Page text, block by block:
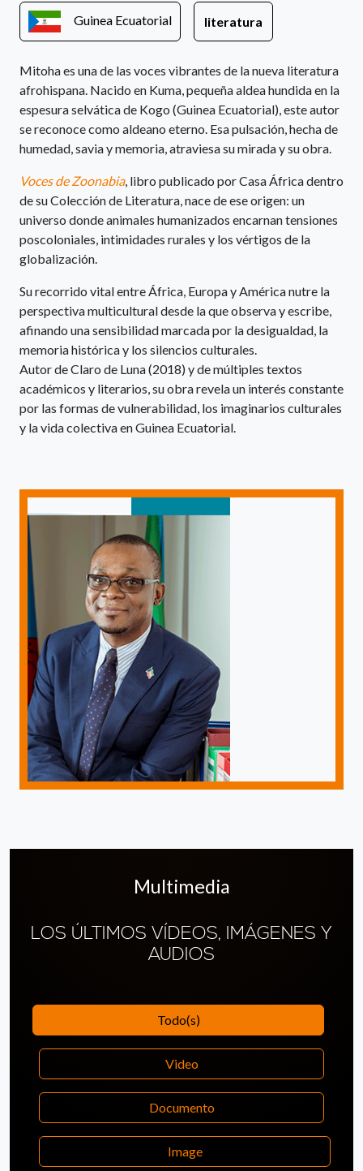
Guinea Ecuatorial literatura
Mitoha es una de las voces vibrantes de la nueva literatura
afrohispana. Nacido en Kuma, pequeña aldea hundida en la
espesura selvática de Kogo (Guinea Ecuatorial), este autor
se reconoce como aldeano eterno. Esa pulsación, hecha de
humedad, savia y memoria, atraviesa su mirada y su obra.
Voces de Zoonabia, libro publicado por Casa África dentro
de su Colección de Literatura, nace de ese origen: un
universo donde animales humanizados encarnan tensiones
poscoloniales, intimidades rurales y los vértigos de la
globalización.
Su recorrido vital entre África, Europa y América nutre la
perspectiva multicultural desde la que observa y escribe,
afinando una sensibilidad marcada por la desigualdad, la
memoria histórica y los silencios culturales.
Autor de Claro de Luna (2018) y de múltiples textos
académicos y literarios, su obra revela un interés constante
por las formas de vulnerabilidad, los imaginarios culturales
y la vida colectiva en Guinea Ecuatorial.
Multimedia
LOS ÚLTIMOS VÍDEOS, IMÁGENES Y
AUDIOS
Todo(s)
Video
Documento
Image